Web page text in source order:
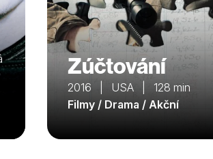
Zúčtování
2016 | USA | 128 min
Filmy / Drama / Akční